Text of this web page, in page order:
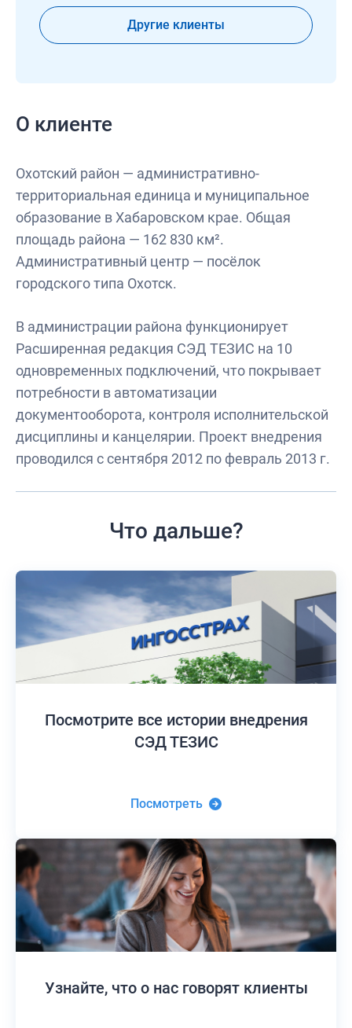
Другие клиенты
О клиенте
Охотский район — административно-
территориальная единица и муниципальное
образование в Хабаровском крае. Общая
площадь района — 162 830 км².
Административный центр — посёлок
городского типа Охотск.
В администрации района функционирует
Расширенная редакция СЭД ТЕЗИС на 10
одновременных подключений, что покрывает
потребности в автоматизации
документооборота, контроля исполнительской
дисциплины и канцелярии. Проект внедрения
проводился с сентября 2012 по февраль 2013 г.
Что дальше?
Посмотрите все историивнедрения
СЭД ТЕЗИС
Посмотреть
Узнайте,что о нас говорят клиенты